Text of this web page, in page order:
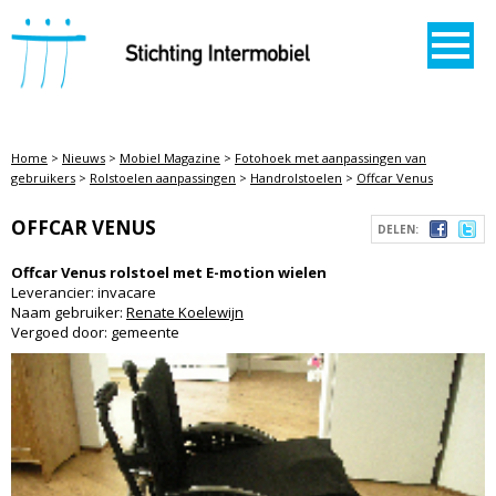
STICHTING INTERMOBIEL
Home > Nieuws > Mobiel Magazine > Fotohoek met aanpassingen van
gebruikers > Rolstoelen aanpassingen > Handrolstoelen > Offcar Venus
DELEN:
OFFCAR VENUS
Offcar Venus rolstoel met E-motion wielen
Leverancier: invacare
Naam gebruiker: Renate Koelewijn
Vergoed door: gemeente